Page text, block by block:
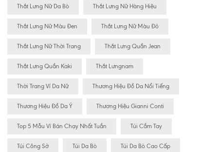
Thắt Lưng Nữ Da Bò Thắt Lưng Nữ Hàng Hiệu
Thắt Lưng Nữ Màu Đen Thắt Lưng Nữ Màu Đỏ
Thắt Lưng Nữ Thời Trang Thắt Lưng Quần Jean
Thắt Lưng Quần Kaki Thắt Lưngnam
Thời Trang Ví Da Nữ Thương Hiệu Đồ Da Nổi Tiếng
Thương Hiệu Đồ Da Ý Thương Hiệu Gianni Conti
Top 5 Mẫu Ví Bán Chạy Nhất Tuần Túi Cầm Tay
Túi Công Sở Túi Da Bò Túi Da Bò Cao Cấp